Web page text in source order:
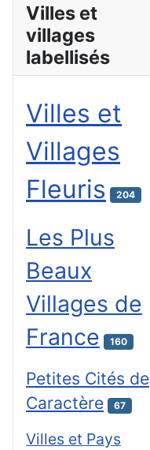
Villes et
villages
labellisés
Villes et
Villages
Fleuris
204
Les Plus
Beaux
Villages de
France
160
Petites Cités de
Caractère
67
Villes et Pays